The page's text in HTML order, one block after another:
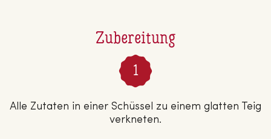
Zubereitung
Alle Zutaten in einer Schüssel zu einem glatten Teig
verkneten.